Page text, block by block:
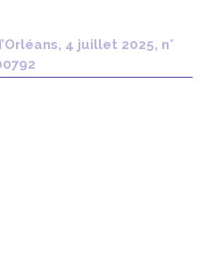
4 juillet 2025, n°